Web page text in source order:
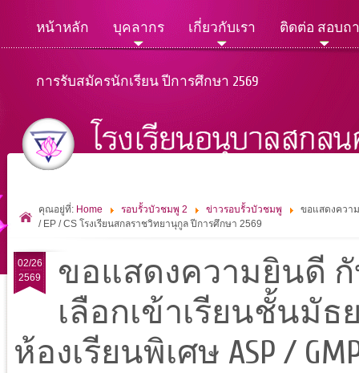
หน้าหลัก บุคลากร เกี่ยวกับเรา ติดต่อ สอบถ
การรับสมัครนักเรียน ปีการศึกษา 2569
คุณอยู่ที่: Home รอบรั้วบัวชมพู 2 ข่าวรอบรั้วบัวชมพู
ขอแสดงควา
/ EP / CS โรงเรียนสกลราชวิทยานุกูล ปีการศึกษา 2569
02/26
2569
ขอแสดงความยินดี
เลือกเข้าเรียนชั้นมัธ
ห้องเรียนพิเศษ ASP /